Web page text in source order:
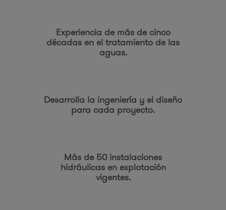
Experiencia de más de cinco
décadas en el tratamiento de las
aguas.
Desarrolla la ingeniería y el diseño
para cada proyecto.
Más de 50 instalaciones
hidráulicas en explotación
vigentes.